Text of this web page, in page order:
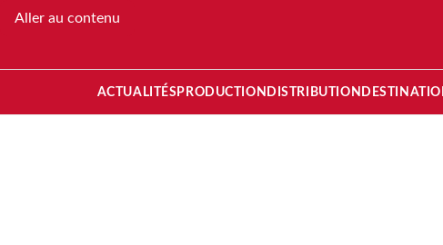
Aller au contenu
ACTUALITÉS PRODUCTION DISTRIBUTION